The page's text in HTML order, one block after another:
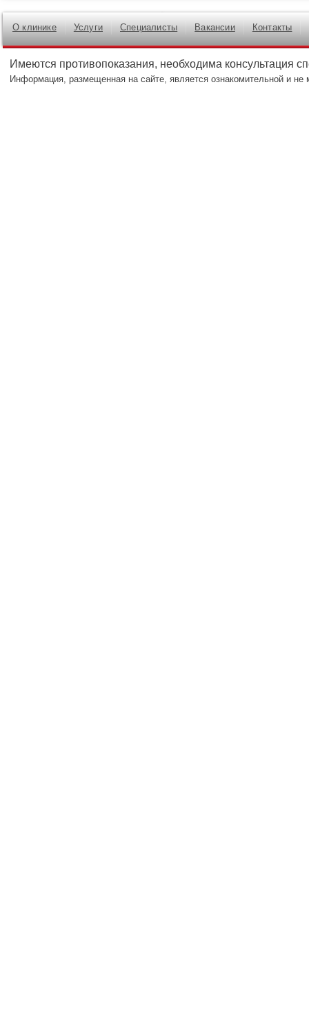
О клинике Услуги Специалисты Вакансии Контакты
Имеются противопоказания, необходима консультация
Информация, размещенная на сайте, является ознакомительной и